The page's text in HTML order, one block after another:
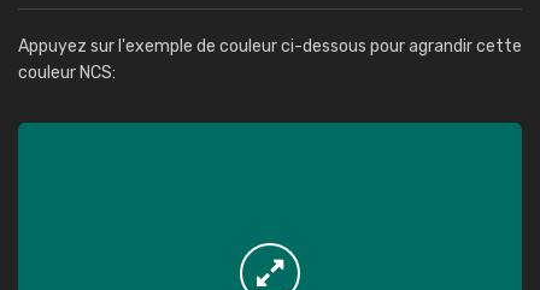
Appuyez sur l'exemple de couleur ci-dessous pour agrandir cette
couleur NCS: